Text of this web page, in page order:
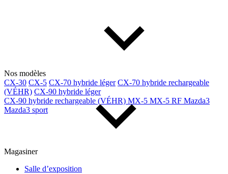
Nos modèles
CX-30 CX-5 CX-70 hybride léger CX-70 hybride rechargeable
(VÉHR) CX-90 hybride léger
CX-90 hybride rechargeable (VÉHR) MX-5 MX-5 RF Mazda3
Mazda3 sport
Magasiner
Salle d’exposition